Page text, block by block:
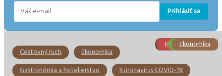
Prihlásiť sa
Cestovný ruch
Ekonomika
Gastronómia a hotelierstvo
Koronavírus COVID-19
Obchod a služby
Právna poradňa
Právna poradňa
Ekonomika
Bezpečnosť
Ekonomika